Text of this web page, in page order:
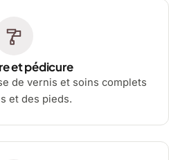
et pédicure
de vernis et soins complets
et des pieds.